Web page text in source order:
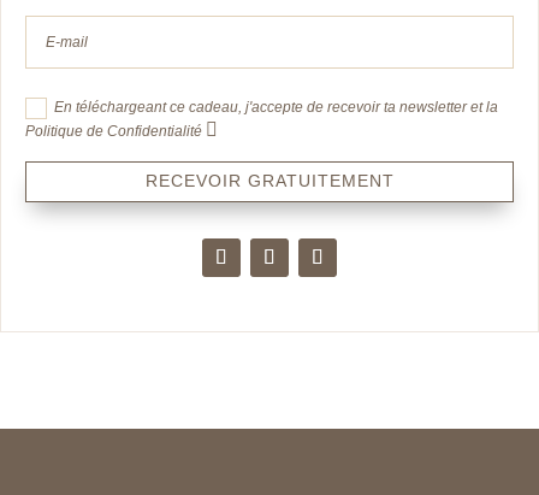
En téléchargeant ce cadeau, j'accepte de recevoir ta newsletter et la
Politique de Confidentialité
RECEVOIR GRATUITEMENT